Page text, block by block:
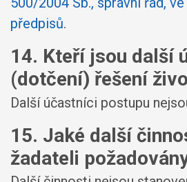
předpisů.
14. Kteří jsou další
(dotčení) řešení
Další účastníci postupu
15. Jaké další
žadateli